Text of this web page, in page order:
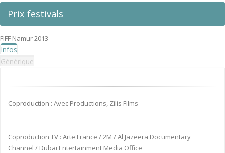
Prix festivals
FIFF Namur 2013
Infos
Générique
Coproduction : Avec Productions, Zilis Films
Coproduction TV : Arte France / 2M / Al Jazeera Documentary
Channel / Dubai Entertainment Media Office